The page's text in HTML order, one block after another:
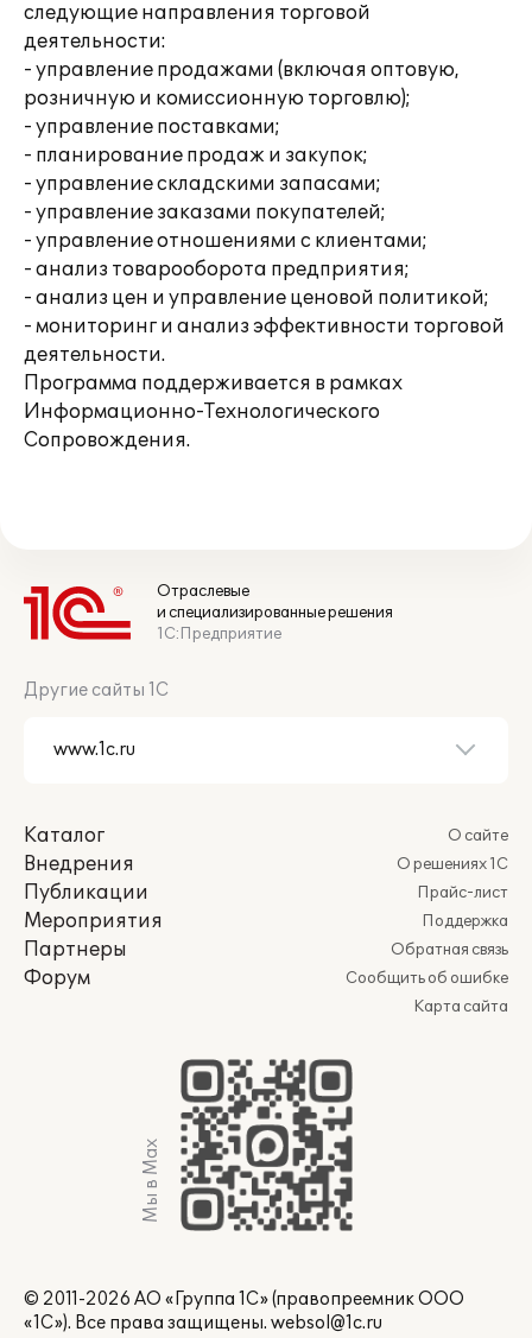
следующие направления торговой
деятельности:
- управление продажами (включая оптовую,
розничную и комиссионную торговлю);
- управление поставками;
- планирование продаж и закупок;
- управление складскими запасами;
- управление заказами покупателей;
- управление отношениями с клиентами;
- анализ товарооборота предприятия;
- анализ цен и управление ценовой политикой;
- мониторинг и анализ эффективности торговой
деятельности.
Программа поддерживается в рамках
Информационно-Технологического
Сопровождения.
Отраслевые
и специализированные решения
1С:Предприятие
Другие сайты 1С
Каталог
Внедрения
Публикации
Мероприятия
Партнеры
Форум
О сайте
О решениях 1С
Прайс-лист
Поддержка
Обратная связь
Сообщить об ошибке
Карта сайта
Мы в Max
© 2011-2026 АО «Группа 1С» (правопреемник ООО
«1С»). Все права защищены. websol@1c.ru